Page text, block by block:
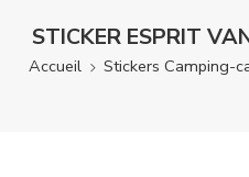
STICKER ESPRIT
Accueil Stickers Camping-